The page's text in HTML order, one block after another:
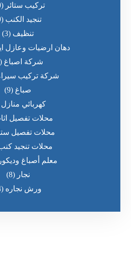
تركيب ستائر (10)
تنجيد الكنب (9)
تنظيف (3)
دهان ارضيات وعازل
شركة اصباغ
شركة تركيب
صباغ (9)
كهربائي منازل
محلات تفصيل
محلات تفصيل
محلات تنجيد
معلم أصباغ
نجار (8)
ورش نجاره (4)